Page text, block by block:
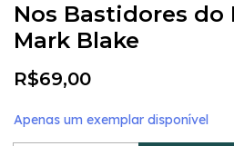
Nos Bastidores do
Mark Blake
R$69,00
Apenas um exemplar disponível